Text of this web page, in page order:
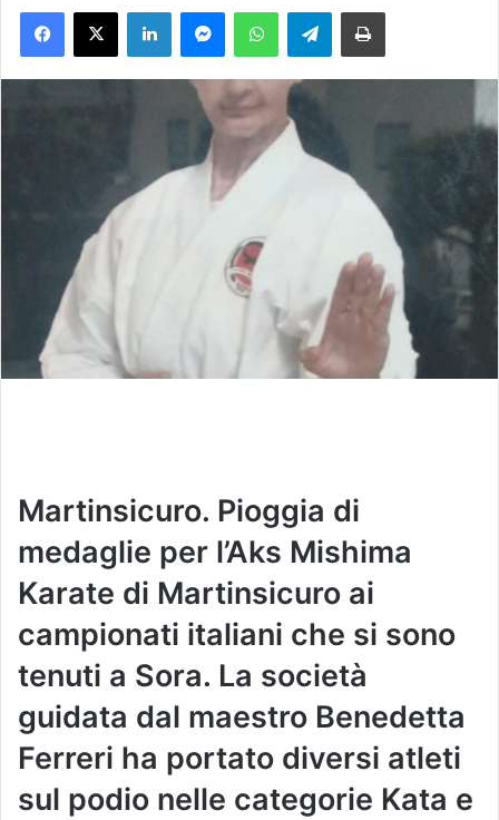
a
n
'
e
i
l
Telegram
Martinsicuro. Pioggia di
medaglie per l’Aks Mishima
Karate di Martinsicuro ai
campionati italiani che si sono
tenuti a Sora. La società
guidata dal maestro Benedetta
Ferreri ha portato diversi atleti
sul podio nelle categorie Kata e